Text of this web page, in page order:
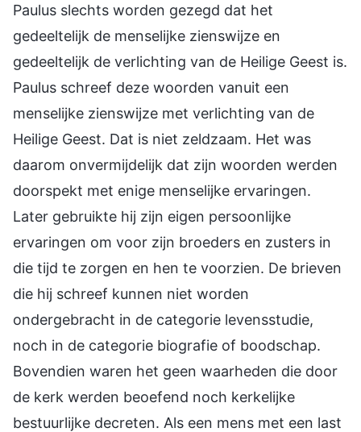
Paulus slechts worden gezegd dat het
gedeeltelijk de menselijke zienswijze en
gedeeltelijk de verlichting van de Heilige Geest is.
Paulus schreef deze woorden vanuit een
menselijke zienswijze met verlichting van de
Heilige Geest. Dat is niet zeldzaam. Het was
daarom onvermijdelijk dat zijn woorden werden
doorspekt met enige menselijke ervaringen.
Later gebruikte hij zijn eigen persoonlijke
ervaringen om voor zijn broeders en zusters in
die tijd te zorgen en hen te voorzien. De brieven
die hij schreef kunnen niet worden
ondergebracht in de categorie levensstudie,
noch in de categorie biografie of boodschap.
Bovendien waren het geen waarheden die door
de kerk werden beoefend noch kerkelijke
bestuurlijke decreten. Als een mens met een last